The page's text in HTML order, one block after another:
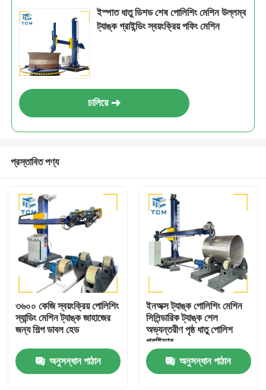
ইস্পাত ধাতু ডিশড শেষ পোলিশিং মেশিন উল্লম্ব
ট্যাঙ্ক গ্রাইন্ডিং স্বয়ংক্রিয় পফিং মেশিন
চালিয়ে
প্রস্তাবিত পণ্য
৩৬০০ কেজি স্বয়ংক্রিয় পোলিশিং
স্যান্ডিং মেশিন ট্যাঙ্ক জাহাজের
জন্য শিল্প ডাবল হেড
অনুসন্ধান পাঠান
ইনঅক্স ট্যাঙ্ক পোলিশিং মেশিন
সিলিন্ডারিক ট্যাঙ্ক শেল
অভ্যন্তরীণ পৃষ্ঠ ধাতু পোলিশ
গ্রাইন্ডার
অনুসন্ধান পাঠান